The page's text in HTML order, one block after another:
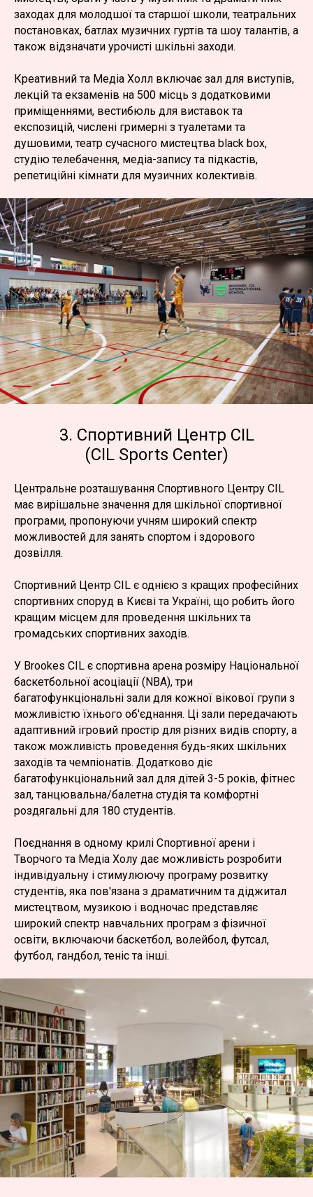
заходах для молодшої та старшої школи, театральних
постановках, батлах музичних гуртів та шоу талантів, а
також відзначати урочисті шкільні заходи.
Креативний та Медіа Холл включає зал для виступів,
лекцій та екзаменів на 500 місць з додатковими
приміщеннями, вестибюль для виставок та
експозицій, числені гримерні з туалетами та
душовими, театр сучасного мистецтва black box,
студію телебачення, медіа-запису та підкастів,
репетиційні кімнати для музичних колективів.
3. Спортивний Центр CIL
(CIL Sports Center)
Центральне розташування Спортивного Центру CIL
має вирішальне значення для шкільної спортивної
програми, пропонуючи учням широкий спектр
можливостей для занять спортом і здорового
дозвілля.
Спортивний Центр CIL є однією з кращих професійних
спортивних споруд в Києві та Україні, що робить його
кращим місцем для проведення шкільних та
громадських спортивних заходів.
У Brookes CIL є спортивна арена розміру Національної
баскетбольної асоціації (NBA), три
багатофункціональні зали для кожної вікової групи з
можливістю їхнього об'єднання. Ці зали передачають
адаптивний ігровий простір для різних видів спорту, а
також можливість проведення будь-яких шкільних
заходів та чемпіонатів. Додатково діє
багатофункціональний зал для дітей 3-5 років, фітнес
зал, танцювальна/балетна студія та комфортні
роздягальні для 180 студентів.
Поєднання в одному крилі Спортивної арени і
Творчого та Медіа Холу дає можливість розробити
індивідуальну і стимулюючу програму розвитку
студентів, яка пов'язана з драматичним та діджитал
мистецтвом, музикою і водночас представляє
широкий спектр навчальних програм з фізичної
освіти, включаючи баскетбол, волейбол, футсал,
футбол, гандбол, теніс та інші.